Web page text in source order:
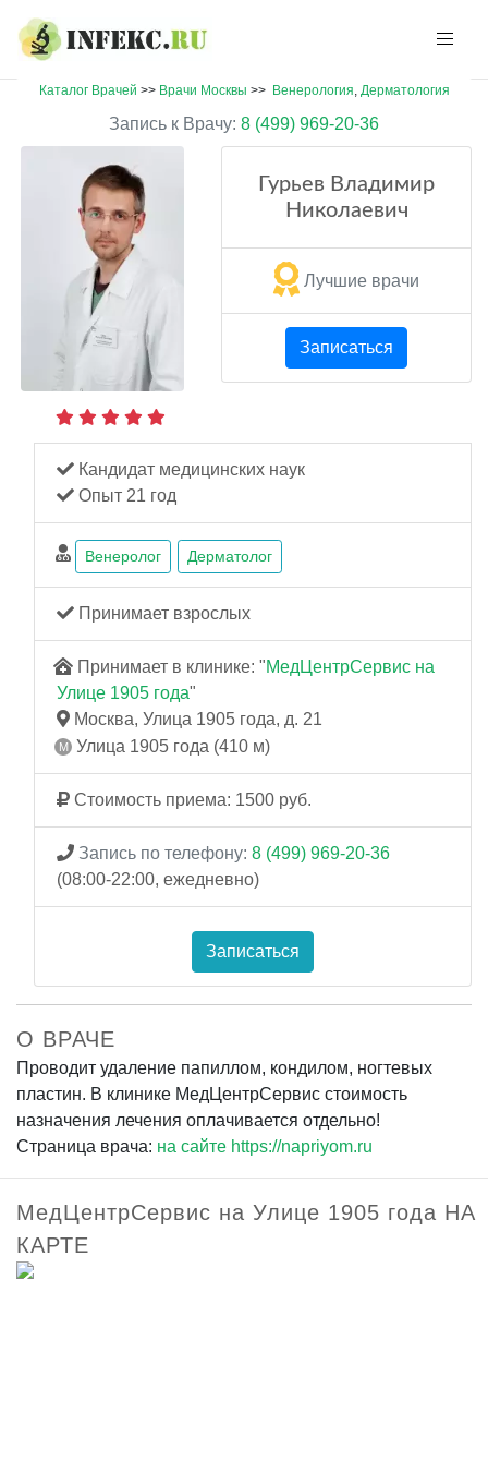
Каталог Врачей >> Врачи Москвы >> Венерология, Дерматология
Запись к Врачу: 8 (499) 969-20-36
Гурьев Владимир
Николаевич
Лучшие врачи
Записаться
Кандидат медицинских наук
Опыт 21 год
Венеролог Дерматолог
Принимает взрослых
Принимает в клинике: "МедЦентрСервис на
Улице 1905 года"
Москва, Улица 1905 года, д. 21
Улица 1905 года (410 м)
Стоимость приема: 1500 руб.
Запись по телефону: 8 (499) 969-20-36
(08:00-22:00, ежедневно)
Записаться
О ВРАЧЕ
Проводит удаление папиллом, кондилом, ногтевых
пластин. В клинике МедЦентрСервис стоимость
назначения лечения оплачивается отдельно!
Страница врача: на сайте https://napriyom.ru
МедЦентрСервис на Улице 1905 года НА
КАРТЕ